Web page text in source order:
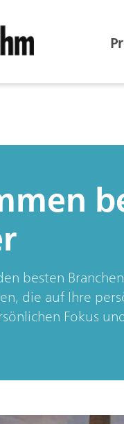
besten
die auf Ihre
Fokus